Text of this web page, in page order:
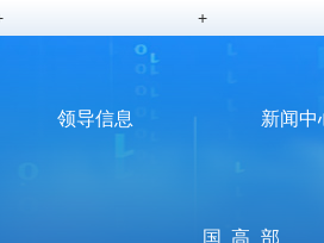
领导信息
+
新闻中
国 高 部